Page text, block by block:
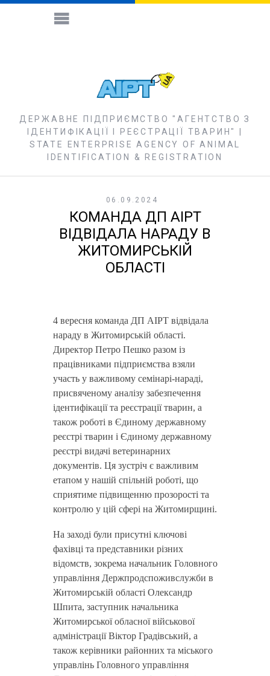
ДЕРЖАВНЕ ПІДПРИЄМСТВО "АГЕНТСТВО З
ІДЕНТИФІКАЦІЇ І РЕЄСТРАЦІЇ ТВАРИН" |
STATE ENTERPRISE AGENCY OF ANIMAL
IDENTIFICATION & REGISTRATION
06.09.2024
КОМАНДА ДП АІРТ
ВІДВІДАЛА НАРАДУ В
ЖИТОМИРСЬКІЙ
ОБЛАСТІ
4 вересня команда ДП АІРТ відвідала
нараду в Житомирській області.
Директор Петро Пешко разом із
працівниками підприємства взяли
участь у важливому семінарі-нараді,
присвяченому аналізу забезпечення
ідентифікації та реєстрації тварин, а
також роботі в Єдиному державному
реєстрі тварин і Єдиному державному
реєстрі видачі ветеринарних
документів. Ця зустріч є важливим
етапом у нашій спільній роботі, що
сприятиме підвищенню прозорості та
контролю у цій сфері на Житомирщині.
На заході були присутні ключові
фахівці та представники різних
відомств, зокрема начальник Головного
управління Держпродспоживслужби в
Житомирській області Олександр
Шпита, заступник начальника
Житомирської обласної військової
адміністрації Віктор Градівський, а
також керівники районних та міського
управлінь Головного управління